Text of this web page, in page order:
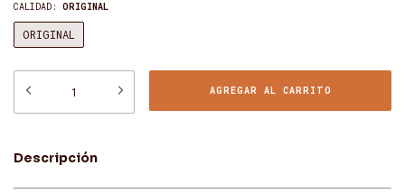
CALIDAD: ORIGINAL
ORIGINAL
Descripción